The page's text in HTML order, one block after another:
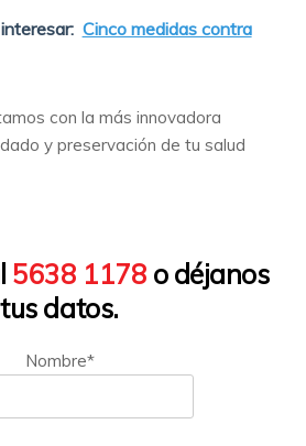
Cinco medidas contra
con la más innovadora
y preservación de tu salud
5638 1178 o déjanos
tus datos.
Nombre*